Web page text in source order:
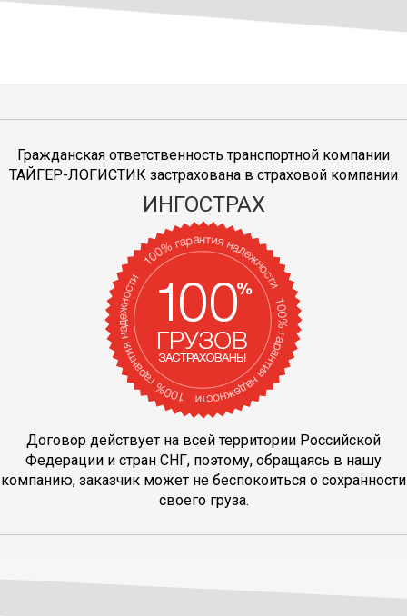
Гражданская ответственность транспортной компании
ТАЙГЕР-ЛОГИСТИК застрахована в страховой компании
ИНГОСТРАХ
Договор действует на всей территории Российской
Федерации и стран СНГ, поэтому, обращаясь в нашу
компанию, заказчик может не беспокоиться о сохранности
своего груза.